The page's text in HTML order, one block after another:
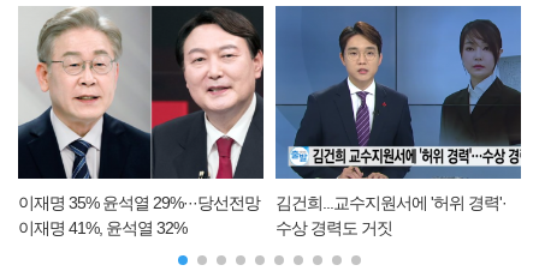
재명 35% 윤석열 29%···당선전망
재명 41%, 윤석열 32%
김건희...교수지원서에 '허위 경력'·
수상 경력도 거짓
아파